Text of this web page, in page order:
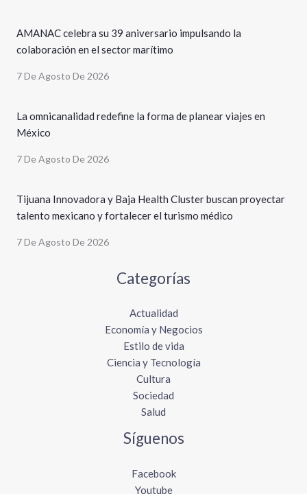
AMANAC celebra su 39 aniversario impulsando la
colaboración en el sector marítimo
7 De Agosto De 2026
La omnicanalidad redefine la forma de planear viajes en
México
7 De Agosto De 2026
Tijuana Innovadora y Baja Health Cluster buscan proyectar
talento mexicano y fortalecer el turismo médico
7 De Agosto De 2026
Categorías
Actualidad
Economía y Negocios
Estilo de vida
Ciencia y Tecnología
Cultura
Sociedad
Salud
Síguenos
Facebook
Youtube